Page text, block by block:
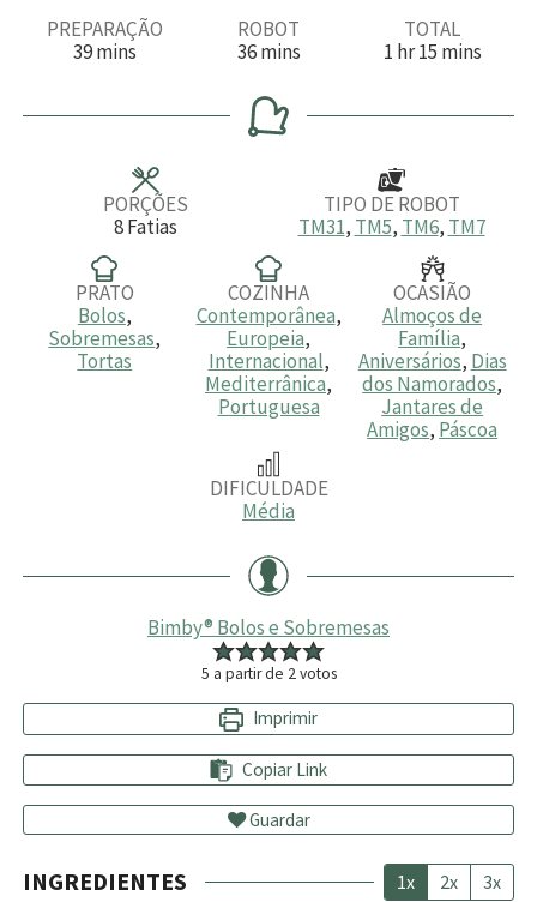
PREPARAÇÃO
39m
u
mins
ROBOT
36m
n
u
t
mins
TOTAL
1h
a
hr15m
u
mins
PORÇÕES
8Fatias
TIPO DE ROBOT
TM31, TM5, TM6, TM7
PRATO
Bolos,
Sobremesas,
Tortas
COZINHA
Contemporânea,
Europeia,
Internacional,
Mediterrânica,
Portuguesa
OCASIÃO
Almoços de
Família,
Aniversários, Dias
dos Namorados,
Jantares de
Amigos, Páscoa
DIFICULDADE
Média
Bimby® Bolos e Sobremesas
5 a partir de 2votos
Imprimir
Copiar Link
Guardar
INGREDIENTES 1x 2x 3x